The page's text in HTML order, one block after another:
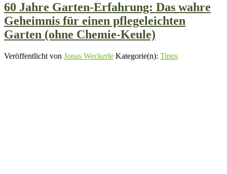
60 Jahre Garten-Erfahrung: Das wahre
Geheimnis für einen pflegeleichten
Garten (ohne Chemie-Keule)
Veröffentlicht von Jonas Weckerle Kategorie(n): Tipps